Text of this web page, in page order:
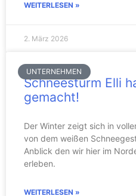
WEITERLESEN »
2. März 2026
UNTERNEHMEN
Schneesturm Elli
gemacht!
Der Winter zeigt sich in
von dem weißen
Anblick den wir hier im
erleben.
WEITERLESEN »